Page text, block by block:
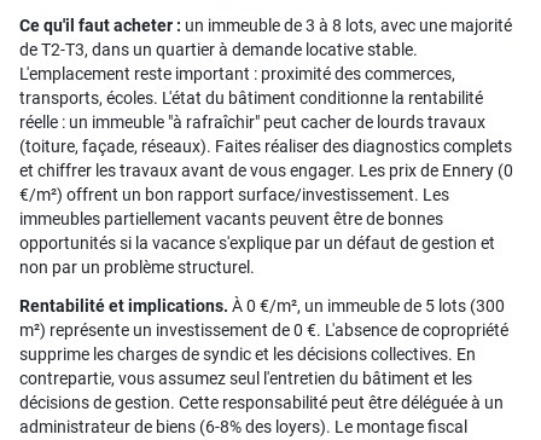
Ce qu'il faut acheter : un immeuble de 3 à 8 lots, avec une majorité
de T2-T3, dans un quartier à demande locative stable.
L'emplacement reste important : proximité des commerces,
transports, écoles. L'état du bâtiment conditionne la rentabilité
réelle : un immeuble "à rafraîchir" peut cacher de lourds travaux
(toiture, façade, réseaux). Faites réaliser des diagnostics complets
et chiffrer les travaux avant de vous engager. Les prix de Ennery (0
€/m²) offrent un bon rapport surface/investissement. Les
immeubles partiellement vacants peuvent être de bonnes
opportunités si la vacance s'explique par un défaut de gestion et
non par un problème structurel.
Rentabilité et implications. À 0 €/m², un immeuble de 5 lots (300
m²) représente un investissement de 0 €. L'absence de copropriété
supprime les charges de syndic et les décisions collectives. En
contrepartie, vous assumez seul l'entretien du bâtiment et les
décisions de gestion. Cette responsabilité peut être déléguée à un
administrateur de biens (6-8% des loyers). Le montage fiscal